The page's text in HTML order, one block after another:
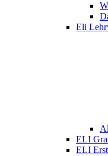
Eli
ELI
ELI